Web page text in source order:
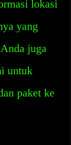
lokasi
yang
juga
untuk
paket ke